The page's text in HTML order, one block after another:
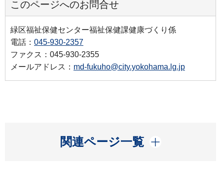
このページへのお問合せ
緑区福祉保健センター福祉保健課健康づくり係
電話： 045-930-2357
ファクス：045-930-2355
メールアドレス： md-fukuho@city.yokohama.lg.jp
関連ページ一覧
開く